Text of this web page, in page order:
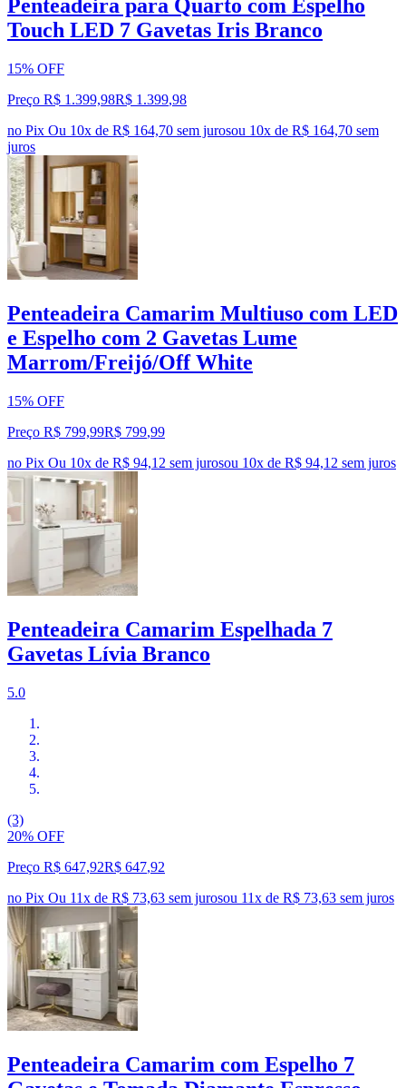
Penteadeira para Quarto com Espelho
Touch LED 7 Gavetas Iris Branco
15% OFF
Preço R$ 1.399,98R$ 1.399,98
no Pix Ou 10x de R$ 164,70 sem jurosou 10x de R$ 164,70 sem
juros
Penteadeira Camarim Multiuso com LED
e Espelho com 2 Gavetas Lume
Marrom/Freijó/Off White
15% OFF
Preço R$ 799,99R$ 799,99
no Pix Ou 10x de R$ 94,12 sem jurosou 10x de R$ 94,12 sem juros
Penteadeira Camarim Espelhada 7
Gavetas Lívia Branco
5.0
(3)
20% OFF
Preço R$ 647,92R$ 647,92
no Pix Ou 11x de R$ 73,63 sem jurosou 11x de R$ 73,63 sem juros
Penteadeira Camarim com Espelho 7